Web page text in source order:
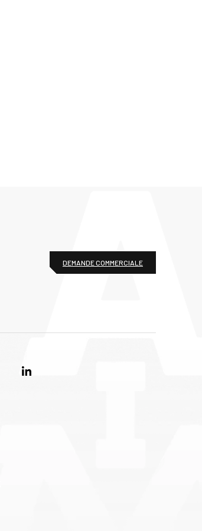
DEMANDE COMMERCIALE